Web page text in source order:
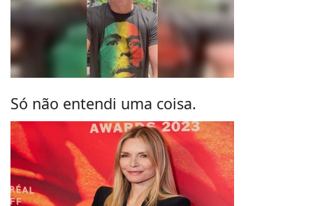
Só não entendi uma coisa.